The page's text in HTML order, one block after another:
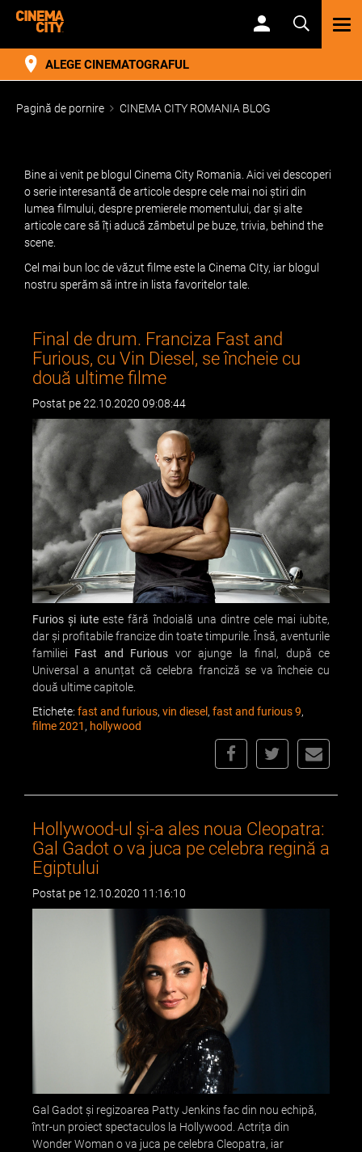
ALEGE CINEMATOGRAFUL
Pagină de pornire CINEMA CITY ROMANIA BLOG
Bine ai venit pe blogul Cinema City Romania. Aici vei descoperi
o serie interesantă de articole despre cele mai noi știri din
lumea filmului, despre premierele momentului, dar și alte
articole care să îți aducă zâmbetul pe buze, trivia, behind the
scene.
Cel mai bun loc de văzut filme este la Cinema CIty, iar blogul
nostru sperăm să intre in lista favoritelor tale.
Final de drum. Franciza Fast and
Furious, cu Vin Diesel, se încheie cu
două ultime filme
Postat pe 22.10.2020 09:08:44
Furios și iute este fără îndoială una dintre cele mai iubite,
dar și profitabile francize din toate timpurile. Însă, aventurile
familiei Fast and Furious vor ajunge la final, după ce
Universal a anunțat că celebra franciză se va încheie cu
două ultime capitole.
Etichete: fast and furious, vin diesel, fast and furious 9,
filme 2021 , hollywood
Hollywood-ul și-a ales noua Cleopatra:
Gal Gadot o va juca pe celebra regină a
Egiptului
Postat pe 12.10.2020 11:16:10
Gal Gadot și regizoarea Patty Jenkins fac din nou echipă,
într-un proiect spectaculos la Hollywood. Actrița din
Wonder Woman o va juca pe celebra Cleopatra, iar